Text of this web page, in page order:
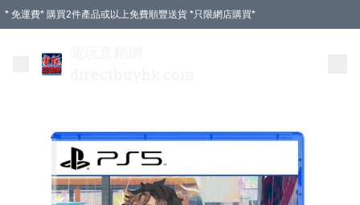
* 免運費* 購買2件產品或以上免費順豐送貨 *只限網店購買*